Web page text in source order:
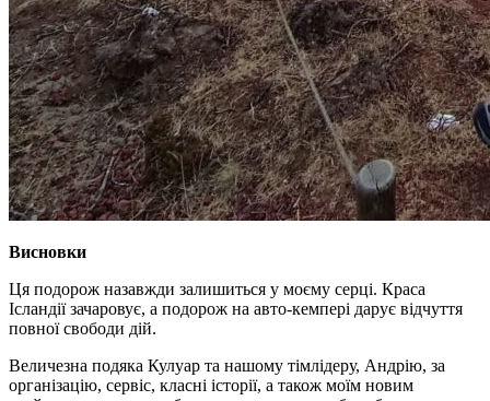
Висновки
Ця подорож назавжди залишиться у моєму серці. Краса
Ісландії зачаровує, а подорож на авто-кемпері дарує відчуття
повної свободи дій.
Величезна подяка Кулуар та нашому тімлідеру, Андрію, за
організацію, сервіс, класні історії, а також моїм новим